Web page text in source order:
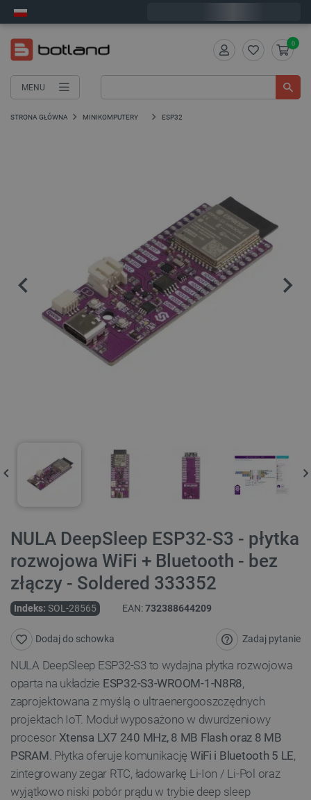
MENU
0
STRONA GŁÓWNA MINIKOMPUTERY ESP32
NULA DeepSleep ESP32-S3 - płytka
rozwojowa WiFi + Bluetooth - bez
złączy - Soldered 333352
Indeks: SOL-28565 EAN:732388644209
Zadaj pytanie
Dodaj do schowka
NULA DeepSleep ESP32-S3 to wydajna płytka rozwojowa
oparta na układzie ESP32-S3-WROOM-1-N8R8,
zaprojektowana z myślą o ultraenergooszczędnych
projektach IoT. Moduł wyposażono w dwurdzeniowy
procesor Xtensa LX7 240 MHz, 8 MB Flash oraz 8 MB
PSRAM. Płytka oferuje komunikację WiFi i Bluetooth 5 LE,
zintegrowany zegar RTC, ładowarkę Li-Ion / Li-Pol oraz
wyjątkowo niski pobór prądu w trybie deep sleep